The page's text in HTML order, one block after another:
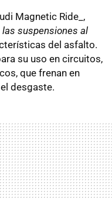
Magnetic Ride_,
suspensiones al
del asfalto.
su uso en circuitos,
que frenan en
desgaste.